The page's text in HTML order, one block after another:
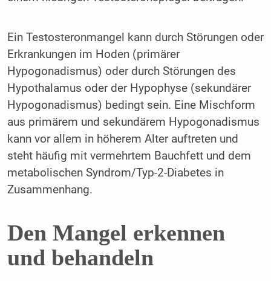
Ein Testosteronmangel kann durch Störungen oder
Erkrankungen im Hoden (primärer
Hypogonadismus) oder durch Störungen des
Hypothalamus oder der Hypophyse (sekundärer
Hypogonadismus) bedingt sein. Eine Mischform
aus primärem und sekundärem Hypogonadismus
kann vor allem in höherem Alter auftreten und
steht häufig mit vermehrtem Bauchfett und dem
metabolischen Syndrom/Typ-2-Diabetes in
Zusammenhang.
Den Mangel erkennen
und behandeln